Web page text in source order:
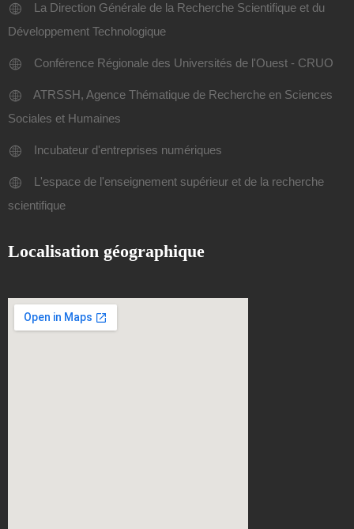
La Direction Générale de la Recherche Scientifique et du
Développement Technologique
Conférence Régionale des Universités de l'Ouest - CRUO
ATRSSH, Agence Thématique de Recherche en Sciences
Sociales et Humaines
Incubateur d'entreprises numériques
L'espace de l'enseignement supérieur et de la recherche
scientifique
Localisation géographique